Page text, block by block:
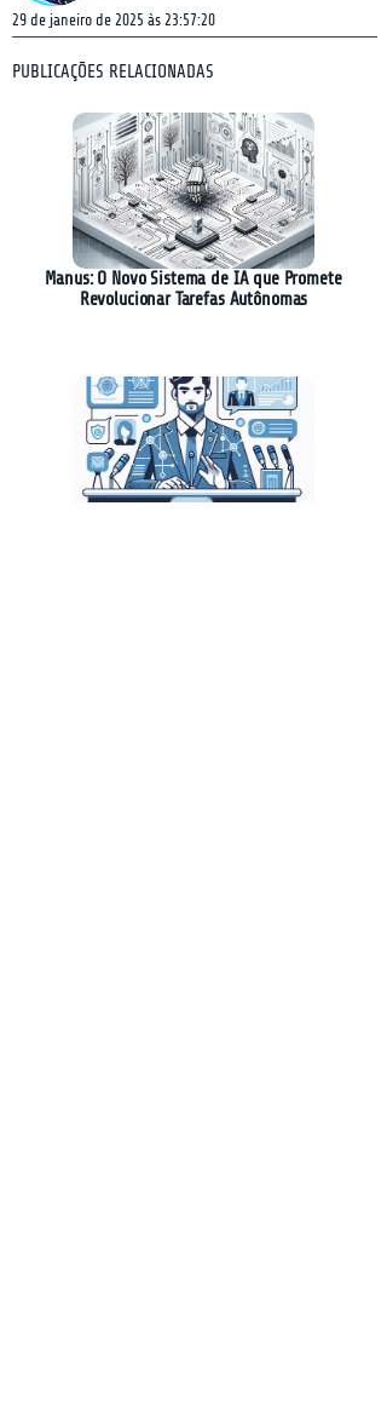
29 de janeiro de 2025 às 23:57:20
PUBLICAÇÕES RELACIONADAS
Manus: O Novo Sistema de IA que Promete
Revolucionar Tarefas Autônomas